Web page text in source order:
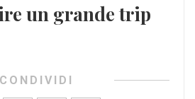
un grande trip
CONDIVIDI